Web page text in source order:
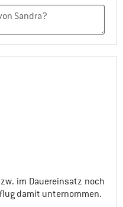
im Dauereinsatz noch
damit unternommen.